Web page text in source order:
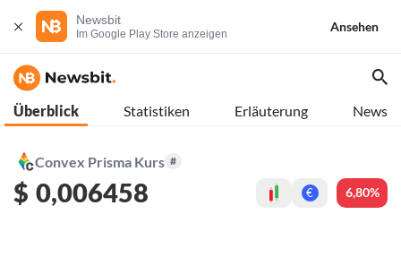
Newsbit
Im Google Play Store anzeigen
Ansehen
Überblick Statistiken Erläuterung News
Convex Prisma Kurs #
$ 0,006458 € 6,80%